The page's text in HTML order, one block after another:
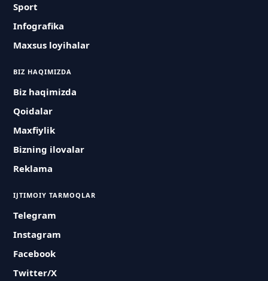
Sport
Infografika
Maxsus loyihalar
BIZ HAQIMIZDA
Biz haqimizda
Qoidalar
Maxfiylik
Bizning ilovalar
Reklama
IJTIMOIY TARMOQLAR
Telegram
Instagram
Facebook
Twitter/X